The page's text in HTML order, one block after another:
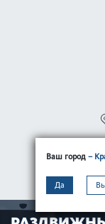
Ваш город –
Да